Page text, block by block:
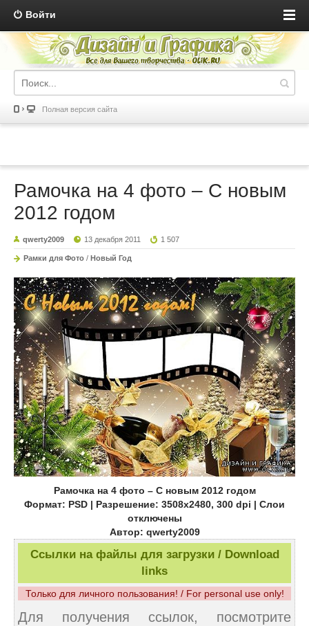
Войти
Полная версия сайта
Рамочка на 4 фото – С новым
2012 годом
qwerty2009 13 декабря 2011 1 507
Рамки для Фото / Новый Год
Рамочка на 4 фото – С новым 2012 годом
Формат: PSD | Разрешение: 3508x2480, 300 dpi | Слои
отключены
Автор: qwerty2009
Ссылки на файлы для загрузки / Download
links
Только для личного пользования! / For personal use only!
Для получения ссылок, посмотрите